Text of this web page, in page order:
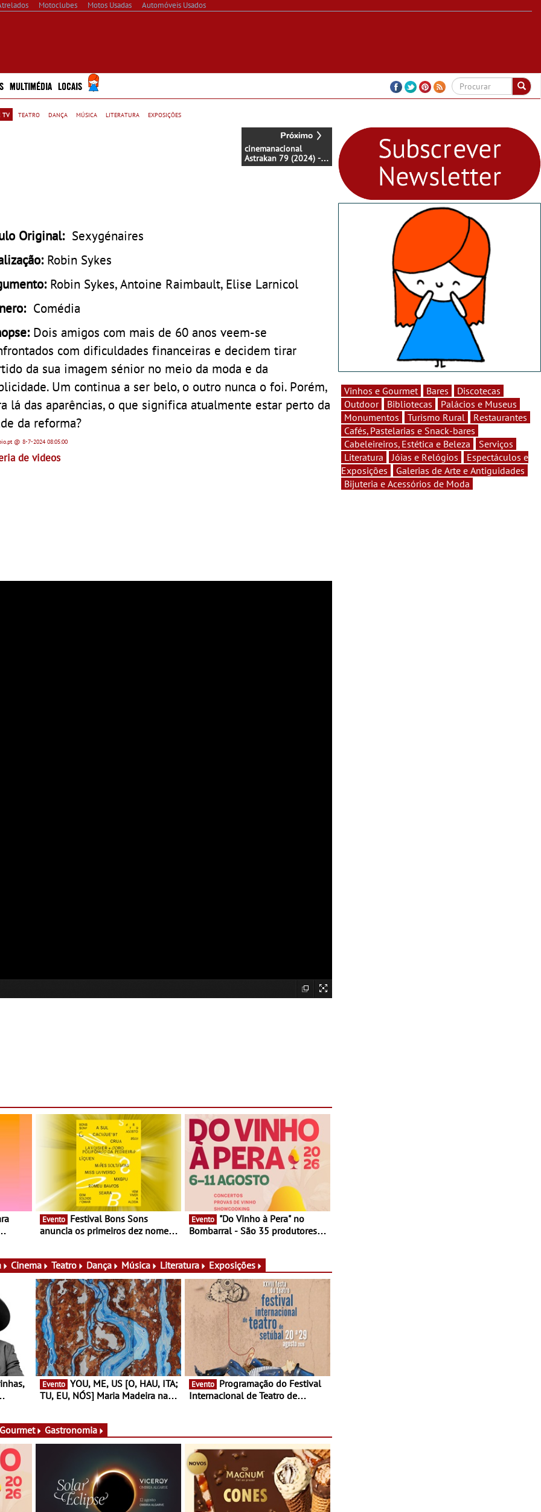
Motoclubes Motos Usadas Automóveis Usados
MULTIMÉDIA LOCAIS
tv teatro dança música literatura exposições
cinemanacional
Astrakan 79 (2024) -
Estreia a 11 de Julho
Original: Sexygénaires
Robin Sykes
Robin Sykes, Antoine Raimbault, Elise Larnicol
Comédia
Dois amigos com mais de 60 anos veem-se
com dificuldades financeiras e decidem tirar
da sua imagem sénior no meio da moda e da
Um continua a ser belo, o outro nunca o foi. Porém,
lá das aparências, o que significa atualmente estar perto da
da reforma?
@ 8-7-202408:05:00
de videos
Evento
anuncia os primeiros dez nomes
Evento
Bombarral - São 35 produtores,
Cinema Teatro Dança Música Literatura Exposições
Evento
TU, EU, NÓS] Maria Madeira na
Evento
Internacional de Teatro de
Gastronomia
Vinhos e Gourmet Bares
Discotecas
Outdoor
Bibliotecas
Palácios e Museus
Monumentos
Turismo Rural
Restaurantes
Cafés, Pastelarias e Snack-bares
Cabeleireiros, Estética e Beleza
Serviços
Literatura
Jóias e Relógios
Espectáculos e
Exposições
Galerias de Arte e Antiguidades
Bijuteria e Acessórios de Moda